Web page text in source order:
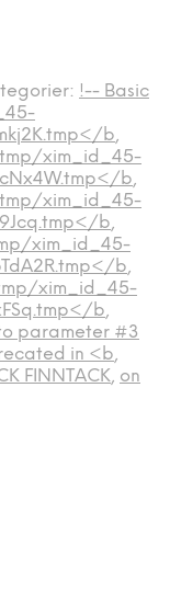
!-- Basic
b,
xim_id_45-
b,
xim_id_45-
b,
xim_id_45-
b,
xim_id_45-
b,
parameter #3
in <b,
FINNTACK, on